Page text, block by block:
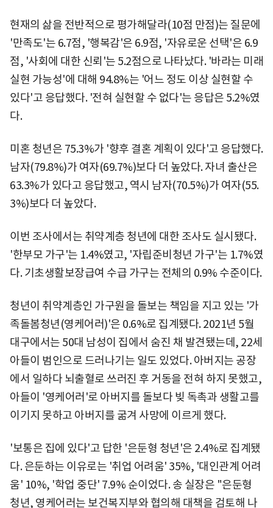
현재의 삶을 전반적으로 평가해달라(10점 만점)는 질문에
'만족도'는 6.7점, '행복감'은 6.9점, '자유로운 선택'은 6.9
점, '사회에 대한 신뢰'는 5.2점으로 나타났다. '바라는 미래
실현 가능성'에 대해 94.8%는 '어느 정도 이상 실현할 수
있다'고 응답했다. '전혀 실현할 수 없다'는 응답은 5.2%였
다.
미혼 청년은 75.3%가 '향후 결혼 계획이 있다'고 응답했다.
남자(79.8%)가 여자(69.7%)보다 더 높았다. 자녀 출산은
63.3%가 있다고 응답했고, 역시 남자(70.5%)가 여자(55.
3%)보다 더 높았다.
이번 조사에서는 취약계층 청년에 대한 조사도 실시됐다.
'한부모 가구'는 1.4%였고, '자립준비청년 가구'는 1.7%였
다. 기초생활보장급여 수급 가구는 전체의 0.9% 수준이다.
청년이 취약계층인 가구원을 돌보는 책임을 지고 있는 '가
족돌봄청년(영케어러)'은 0.6%로 집계됐다. 2021년 5월
대구에서는 50대 남성이 집에서 숨진 채 발견됐는데, 22세
아들이 범인으로 드러나기는 일도 있었다. 아버지는 공장
에서 일하다 뇌출혈로 쓰러진 후 거동을 전혀 하지 못했고,
아들이 '영케어러'로 아버지를 돌보다 빚 독촉과 생활고를
이기지 못하고 아버지를 굶겨 사망에 이르게 했다.
'보통은 집에 있다'고 답한 '은둔형 청년'은 2.4%로 집계됐
다. 은둔하는 이유로는 '취업 어려움' 35%, '대인관계 어려
움' 10%, '학업 중단' 7.9% 순이었다. 송 실장은 "은둔형
청년, 영케어러는 보건복지부와 협의해 대책을 검토해 나